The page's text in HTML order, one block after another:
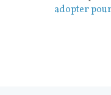
adopter pour